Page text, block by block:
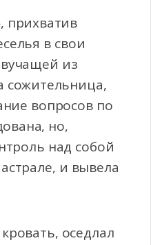
прихватив
в свои
из
сожительница,
вопросов по
но,
над собой
и вывела
оседлал